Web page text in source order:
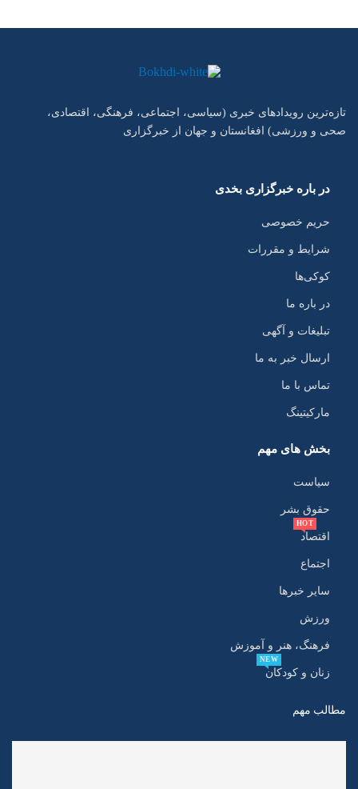
تازه‌ترین رویدادهای خبری (سیاسی، اجتماعی، فرهنگی، اقتصادی،
صحی و ورزشی) افغانستان و جهان از خبرگزاری
در باره خبرگزاری بخدی
حریم خصوصی
شرایط و مقررات
کوکی‌ها
در باره ما
تبلیغات و آگهی
ارسال خبر به ما
تماس با ما
مارکیتینگ
بخش های مهم
سیاست
حقوق بشر
اقتصاد
HOT
اجتماع
سایر خبرها
ورزش
فرهنگ، هنر و آموزش
زنان و کودکان
NEW
مطالب مهم